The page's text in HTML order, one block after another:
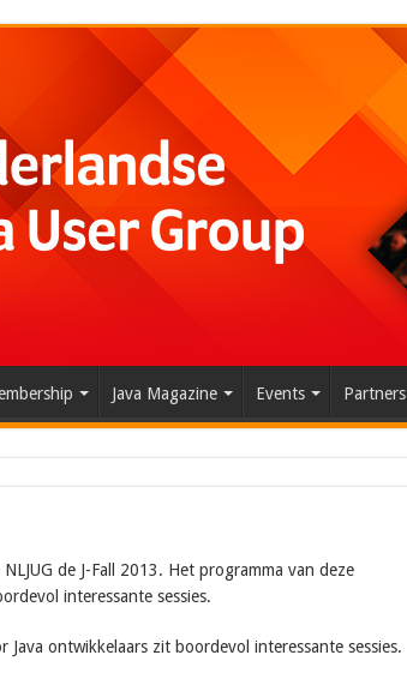
Java Magazine Events Partners
de J-Fall 2013. Het programma van deze
interessante sessies.
ontwikkelaars zit boordevol interessante sessies.